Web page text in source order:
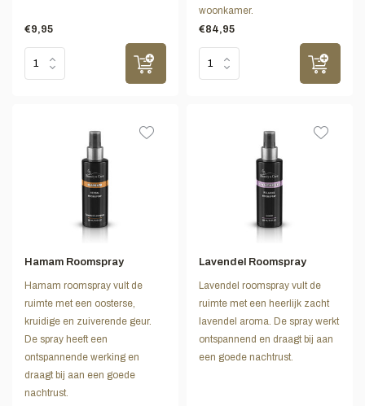
€9,95
woonkamer.
€84,95
Hamam Roomspray
Hamam roomspray vult de
ruimte met een oosterse,
kruidige en zuiverende geur.
De spray heeft een
ontspannende werking en
draagt bij aan een goede
nachtrust.
Lavendel Roomspray
Lavendel roomspray vult de
ruimte met een heerlijk zacht
lavendel aroma. De spray werkt
ontspannend en draagt bij aan
een goede nachtrust.